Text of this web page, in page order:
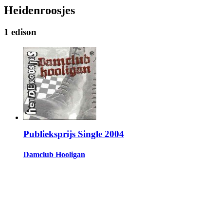
Heidenroosjes
1 edison
Publieksprijs Single 2004
Damclub Hooligan